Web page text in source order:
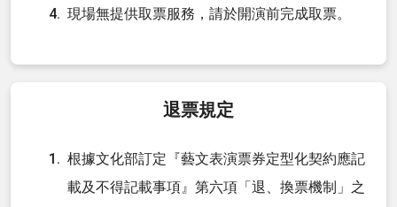
現場無提供取票服務，請於開演前完成取票。
退票規定
根據文化部訂定『藝文表演票券定型化契約應記
載及不得記載事項』第六項「退、換票機制」之